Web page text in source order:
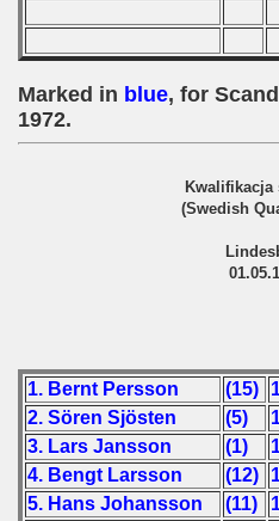
Marked in blue, for
1972.
Kwalifikacja
(Swedish
1. Bernt Persson (15)
2. Sören Sjösten
(5)
3. Lars Jansson
(1)
4. Bengt Larsson
(12)
5. Hans Johansson
(11)
1984
1986